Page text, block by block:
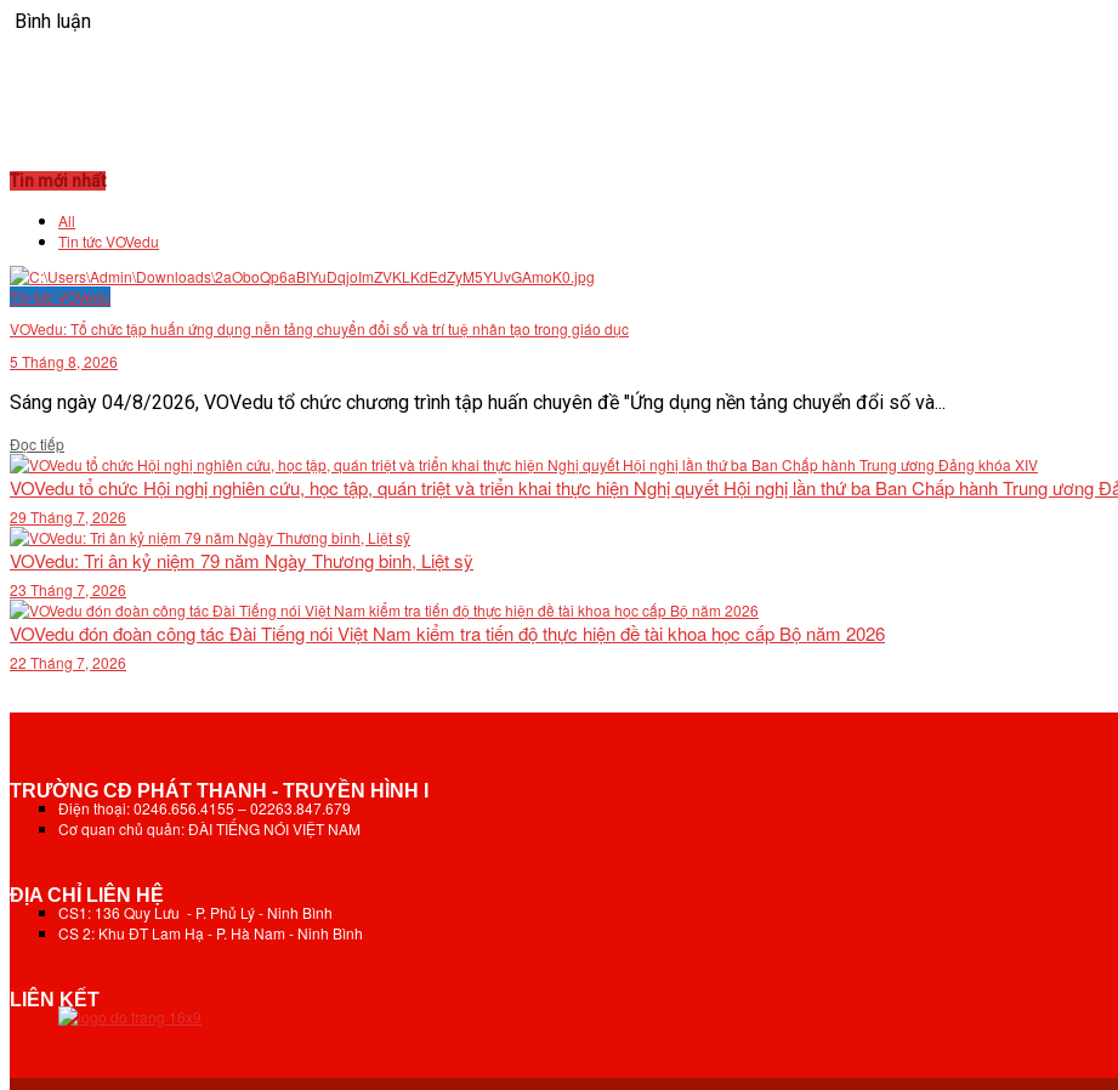
Bình luận
Tin mới nhất
All
Tin tức VOVedu
Tin tức VOVedu
VOVedu: Tổ chức tập huấn ứng dụng nền tảng chuyển đổi số và trí tuệ nhân tạo trong giáo dục
5 Tháng 8, 2026
Sáng ngày 04/8/2026, VOVedu tổ chức chương trình tập huấn chuyên đề "Ứng dụng nền tảng chuyển đổi số và...
Đọc tiếpDetails
VOVedu tổ chức Hội nghị nghiên cứu, học tập, quán triệt và triển khai thực hiện Nghị quyết Hội nghị lần thứ ba Ban Chấp hành Trung ương
29 Tháng 7, 2026
VOVedu: Tri ân kỷ niệm 79 năm Ngày Thương binh, Liệt sỹ
23 Tháng 7, 2026
VOVedu đón đoàn công tác Đài Tiếng nói Việt Nam kiểm tra tiến độ thực hiện đề tài khoa học cấp Bộ năm 2026
22 Tháng 7, 2026
TRƯỜNG CĐ PHÁT THANH - TRUYỀN HÌNH I
Điện thoại: 0246.656.4155 – 02263.847.679
Cơ quan chủ quản: ĐÀI TIẾNG NÓI VIỆT NAM
ĐỊA CHỈ LIÊN HỆ
CS1: 136 Quy Lưu - P. Phủ Lý - Ninh Bình
CS 2: Khu ĐT Lam Hạ - P. Hà Nam - Ninh Bình
LIÊN KẾT